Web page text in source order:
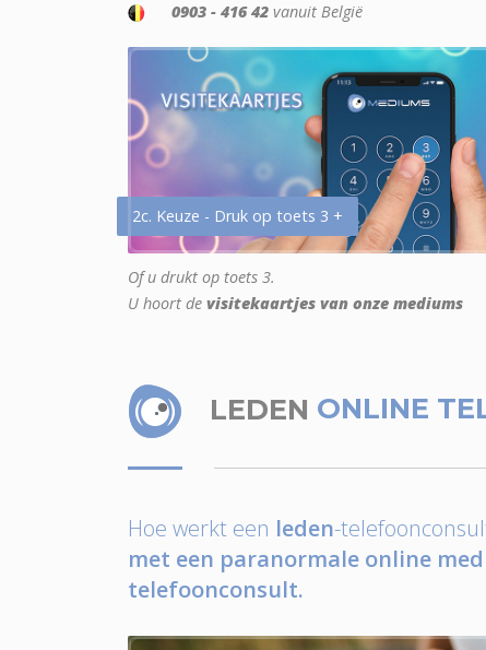
0903 - 416 42 vanuit België
2c. Keuze - Druk op toets 3 +
Of u drukt op toets 3.
U hoort de visitekaartjes van onze mediums
LEDEN ONLINE
Hoe werkt een leden-
met een paranormale online
telefoonconsult.